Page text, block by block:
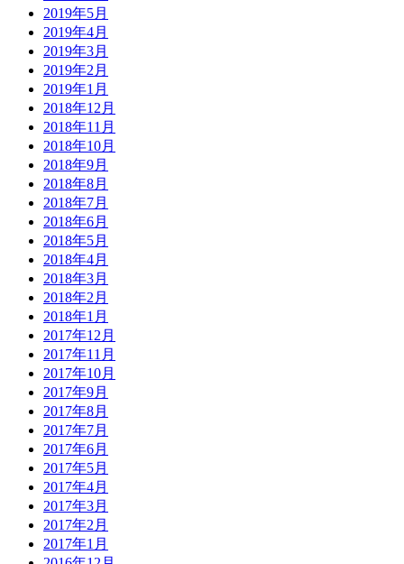
2019年5月
2019年4月
2019年3月
2019年2月
2019年1月
2018年12月
2018年11月
2018年10月
2018年9月
2018年8月
2018年7月
2018年6月
2018年5月
2018年4月
2018年3月
2018年2月
2018年1月
2017年12月
2017年11月
2017年10月
2017年9月
2017年8月
2017年7月
2017年6月
2017年5月
2017年4月
2017年3月
2017年2月
2017年1月